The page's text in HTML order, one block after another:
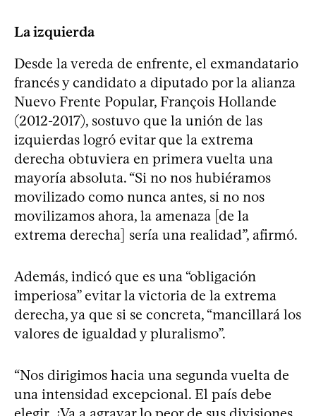
La izquierda
Desde la vereda de enfrente, el exmandatario
francés y candidato a diputado por la alianza
Nuevo Frente Popular, François Hollande
(2012-2017), sostuvo que la unión de las
izquierdas logró evitar que la extrema
derecha obtuviera en primera vuelta una
mayoría absoluta. “Si no nos hubiéramos
movilizado como nunca antes, si no nos
movilizamos ahora, la amenaza [de la
extrema derecha] sería una realidad”, afirmó.
Además, indicó que es una “obligación
imperiosa” evitar la victoria de la extrema
derecha, ya que si se concreta, “mancillará los
valores de igualdad y pluralismo”.
“Nos dirigimos hacia una segunda vuelta de
una intensidad excepcional. El país debe